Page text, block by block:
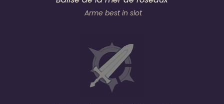
Arme best in slot